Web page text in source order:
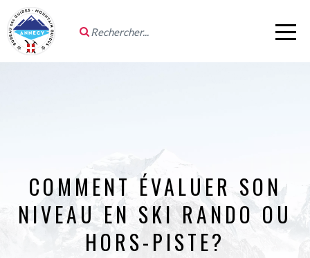
COMMENT ÉVALUER SON
NIVEAU EN SKI RANDO OU
HORS-PISTE?